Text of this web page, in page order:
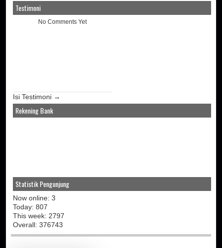
Testimoni
No Comments Yet
Isi Testimoni →
Rekening Bank
Statistik Pengunjung
Now online: 3
Today: 807
This week: 2797
Overall: 376743